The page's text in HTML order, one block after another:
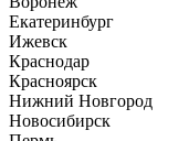
Екатеринбург
Ижевск
Краснодар
Красноярск
Нижний Новгород
Новосибирск